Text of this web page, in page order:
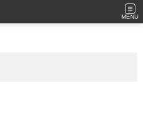
MENU